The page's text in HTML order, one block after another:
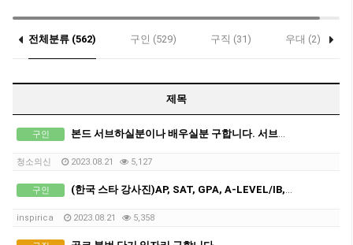
전체분류 (562) 구인 (529) 구직 (31) 우대 (2)
제목
구인 본드 서브하실분이나 배우실분 구합니다. 서브팀 환영! 경력자모집
청소의신 2023.08.21 5,127
구인 (한국 스타 강사진)AP, SAT, GPA, A-LEVEL/IB, GCSE 전 교과 비대면 수업, INSPIRICA ACADEMY
inspirica 2023.08.21 5,358